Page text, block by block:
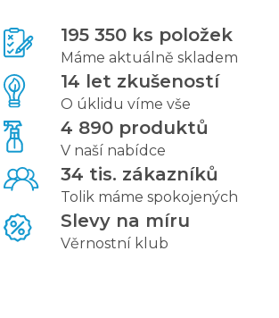
195 350 ks položek
Máme aktuálně skladem
14 let zkušeností
O úklidu víme vše
4 890 produktů
V naší nabídce
34 tis. zákazníků
Tolik máme spokojených
Slevy na míru
Věrnostní klub